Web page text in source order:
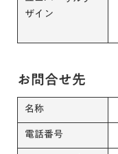
ザイン
お問合せ先
名称
電話番号